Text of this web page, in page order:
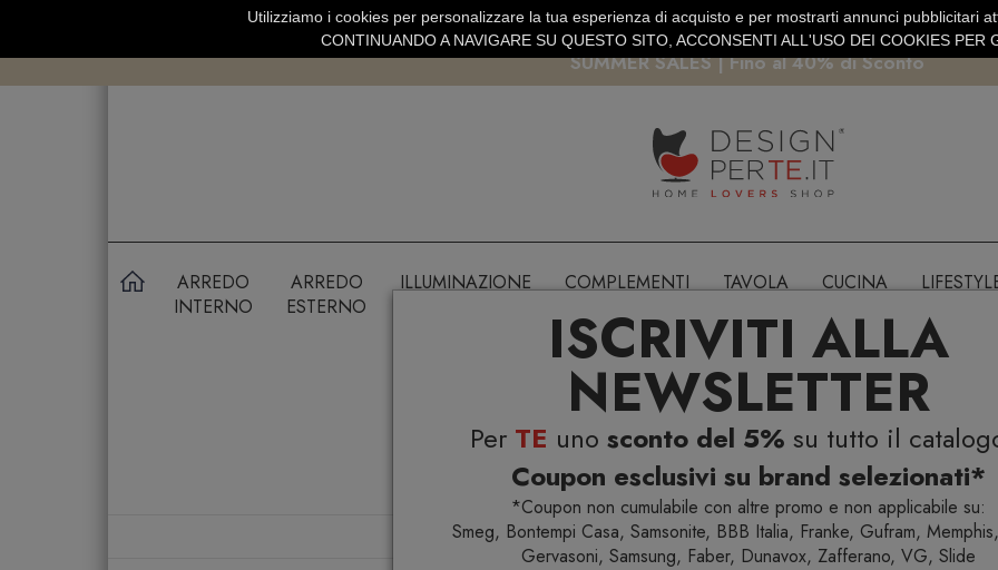
ISCRIVITI ALLA
NEWSLETTER
Per TE uno sconto del 5% su tutto il
Coupon esclusivi su brand selezionati*
*Coupon non cumulabile con altre promo e non applicabile su:
Smeg, Bontempi Casa, Samsonite, BBB Italia, Franke, Gufram,
Gervasoni, Samsung, Faber, Dunavox, Zafferano, VG, Slide
SPEDIZIONE GRATUITA SOPRA 99 EURO PAGAMENTO SICURO PAYPAL · CARTA DI CREDITO
SUMMER SALES | Fino al 40% di Sconto
ARREDO
INTERNO
ARREDO
ESTERNO
ILLUMINAZIONE COMPLEMENTI TAVOLA CUCINA
Home Complementi Vasi Angelo e Angela Vaso
Utilizziamo i cookies per personalizzare la tua esperienza di acquisto e per mostrarti annunci pubblicitari
CONTINUANDO A NAVIGARE SU QUESTO SITO, ACCONSENTI ALL'USO DEI COOKIES PER